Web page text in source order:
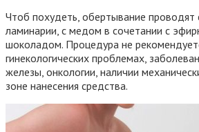
Чтоб похудеть, обертывание проводят
ламинарии, с медом в сочетании с
шоколадом. Процедура не
гинекологических проблемах,
железы, онкологии, наличии
зоне нанесения средства.